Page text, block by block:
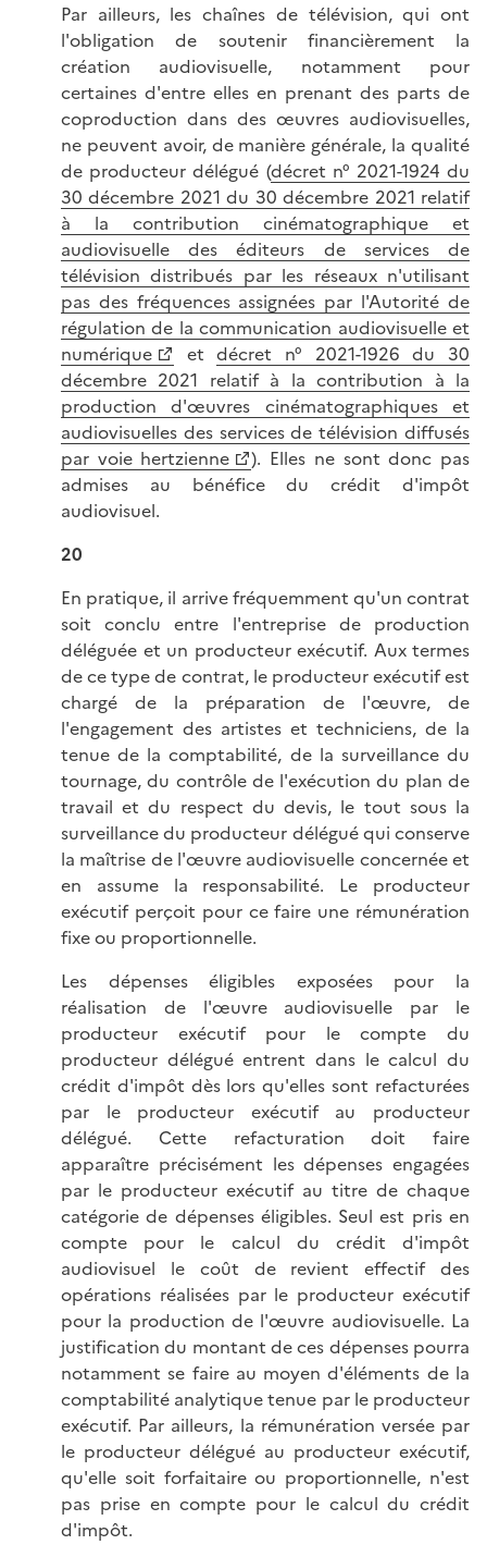
Par ailleurs, les chaînes de télévision, qui ont
l'obligation de soutenir financièrement la
création audiovisuelle, notamment pour
certaines d'entre elles en prenant des parts de
coproduction dans des œuvres audiovisuelles,
ne peuvent avoir, de manière générale, la qualité
de producteur délégué (décret n° 2021-1924 du
30 décembre 2021 du 30 décembre 2021 relatif
à la contribution cinématographique et
audiovisuelle des éditeurs de services de
télévision distribués par les réseaux n'utilisant
pas des fréquences assignées par l'Autorité de
régulation de la communication audiovisuelle et
numérique
etdécret n° 2021-1926 du 30
décembre 2021 relatif à la contribution à la
production d'œuvres cinématographiques et
audiovisuelles des services de télévision diffusés
par voie hertzienne
). Elles ne sont donc pas
admises au bénéfice du crédit d'impôt
audiovisuel.
20
En pratique, il arrive fréquemment qu'un contrat
soit conclu entre l'entreprise de production
déléguée et un producteur exécutif. Aux termes
de ce type de contrat, le producteur exécutif est
chargé de la préparation de l'œuvre, de
l'engagement des artistes et techniciens, de la
tenue de la comptabilité, de la surveillance du
tournage, du contrôle de l'exécution du plan de
travail et du respect du devis, le tout sous la
surveillance du producteur délégué qui conserve
la maîtrise de l'œuvre audiovisuelle concernée et
en assume la responsabilité. Le producteur
exécutif perçoit pour ce faire une rémunération
fixe ou proportionnelle.
Les dépenses éligibles exposées pour la
réalisation de l'œuvre audiovisuelle par le
producteur exécutif pour le compte du
producteur délégué entrent dans le calcul du
crédit d'impôt dès lors qu'elles sont refacturées
par le producteur exécutif au producteur
délégué. Cette refacturation doit faire
apparaître précisément les dépenses engagées
par le producteur exécutif au titre de chaque
catégorie de dépenses éligibles. Seul est pris en
compte pour le calcul du crédit d'impôt
audiovisuel le coût de revient effectif des
opérations réalisées par le producteur exécutif
pour la production de l'œuvre audiovisuelle. La
justification du montant de ces dépenses pourra
notamment se faire au moyen d'éléments de la
comptabilité analytique tenue par le producteur
exécutif. Par ailleurs, la rémunération versée par
le producteur délégué au producteur exécutif,
qu'elle soit forfaitaire ou proportionnelle, n'est
pas prise en compte pour le calcul du crédit
d'impôt.